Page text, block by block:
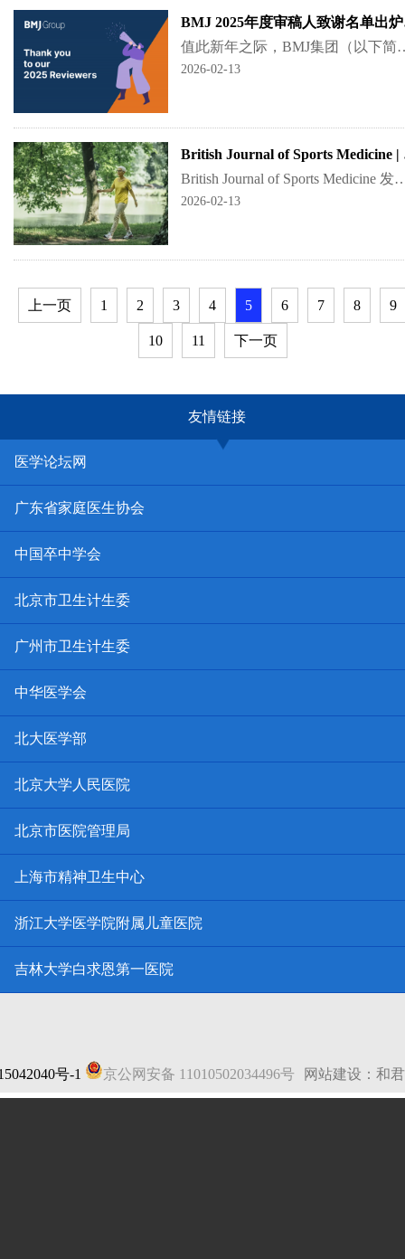
值此新年之际，BMJ集团（以下简称BMJ）衷心感谢2025年度
2026-02-13
British Journal of Sports Medicine 发表的一项大型前瞻性队列研究发现，对于老年女性而言，与每天都不
2026-02-13
上一页 1 2 3 4 5 6 7 8 9
10 11 下一页
友情链接
医学论坛网
广东省家庭医生协会
中国卒中学会
北京市卫生计生委
广州市卫生计生委
中华医学会
北大医学部
北京大学人民医院
北京市医院管理局
上海市精神卫生中心
浙江大学医学院附属儿童医院
吉林大学白求恩第一医院
号-1 京公网安备 11010502034496号 网站建设：和